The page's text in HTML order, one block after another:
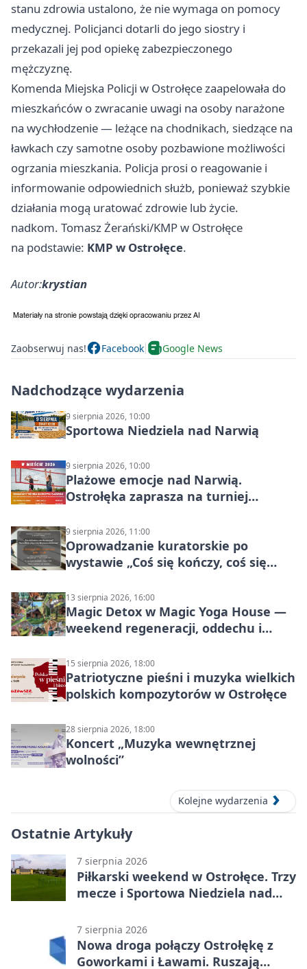
stanu zdrowia ustalono, że nie wymaga on pomocy
medycznej. Policjanci dotarli do jego siostry i
przekazali jej pod opiekę zabezpieczonego
mężczyznę.
Komenda Miejska Policji w Ostrołęce zaapelowała do
mieszkańców o zwracanie uwagi na osoby narażone
na wychłodzenie — leżące na chodnikach, siedzące na
ławkach czy samotne osoby pozbawione możliwości
ogrzania mieszkania. Policja prosi o reagowanie i
informowanie odpowiednich służb, ponieważ szybkie
działania mogą uratować zdrowie lub życie.
nadkom. Tomasz Żerański/KMP w Ostrołęce
na podstawie: KMP w Ostrołęce.
Autor:krystian
Zaobserwuj nas! Facebook Google News
Nadchodzące wydarzenia
9 sierpnia 2026, 10:00
Sportowa Niedziela nad Narwią
9 sierpnia 2026, 10:00
Plażowe emocje nad Narwią.
Ostrołęka zaprasza na turniej
9 sierpnia 2026, 11:00
Oprowadzanie kuratorskie po
wystawie „Coś się kończy, coś się
Mazowsza do Korony”
13 sierpnia 2026, 16:00
Magic Detox w Magic Yoga House —
weekend regeneracji, oddechu i
15 sierpnia 2026, 18:00
Patriotyczne pieśni i muzyka wielkich
polskich kompozytorów w Ostrołęce
28 sierpnia 2026, 18:00
Koncert „Muzyka wewnętrznej
wolności”
Kolejne wydarzenia
Ostatnie Artykuły
7 sierpnia 2026
Piłkarski weekend w Ostrołęce. Trzy
mecze i Sportowa Niedziela nad
7 sierpnia 2026
Nowa droga połączy Ostrołękę z
Goworkami i Ławami. Ruszają